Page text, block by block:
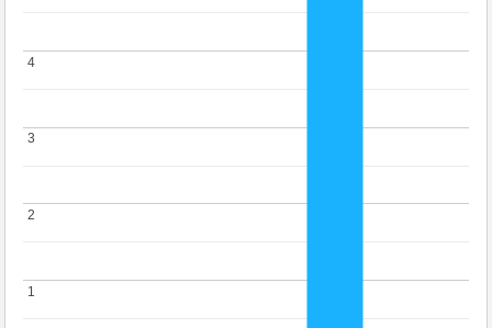
11
2
2
3
3
4
4